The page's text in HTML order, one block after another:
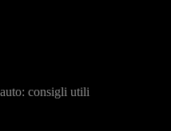
consigli utili